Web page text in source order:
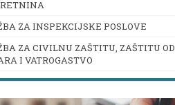
ZA INSPEKCIJSKE POSLOVE
ZA CIVILNU ZAŠTITU, ZAŠTITU OD
I VATROGASTVO